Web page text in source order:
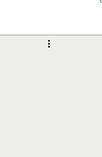
ENTREVISTAS